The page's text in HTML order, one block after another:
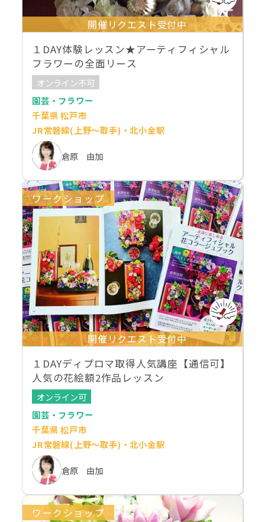
開催リクエスト受付中
１DAY体験レッスン★アーティフィシャル
フラワーの全面リース
オンライン不可
園芸・フラワー
千葉県 松戸市
JR常磐線(上野～取手)・北小金駅
倉原 由加
ワークショップ
開催リクエスト受付中
１DAYディプロマ取得人気講座【通信可】
人気の花絵額2作品レッスン
オンライン可
園芸・フラワー
千葉県 松戸市
JR常磐線(上野～取手)・北小金駅
倉原 由加
ワークショップ